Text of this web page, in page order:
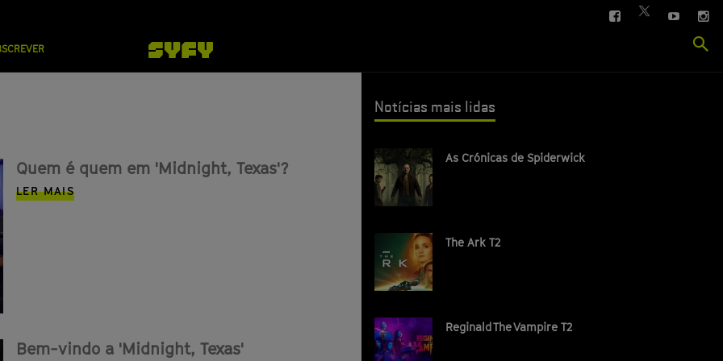
FACEBOOK
TWITTER
YOUTUBE
Quem é quem em 'Midnight, Texas'?
LER MAIS
Bem-vindo a 'Midnight, Texas'
Notícias mais lidas
As Crónicas de Spiderwick
The Ark T2
Reginald The Vampire T2